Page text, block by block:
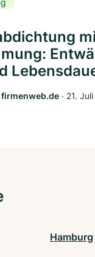
firmenweb.de ‧ 21.
Hamburg